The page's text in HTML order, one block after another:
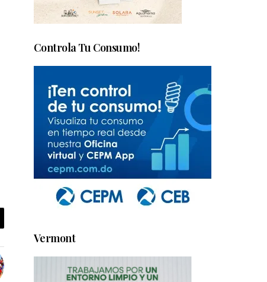
Controla Tu Consumo!
Vermont